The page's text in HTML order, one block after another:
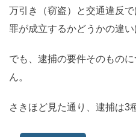
万引き（窃盗）と交通違反
罪が成立するかどうかの違い
でも、逮捕の要件そのもの
ん。
さきほど見た通り、逮捕は3